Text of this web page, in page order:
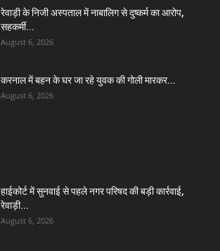
रेवाड़ी के निजी अस्पताल में नाबालिग से दुष्कर्म का आरोप,
सहकर्मी...
August 6, 2026
करनाल में बहन के घर जा रहे युवक की गोली मारकर...
August 6, 2026
हाईकोर्ट में सुनवाई से पहले नगर परिषद की बड़ी कार्रवाई,
रेवाड़ी...
August 6, 2026